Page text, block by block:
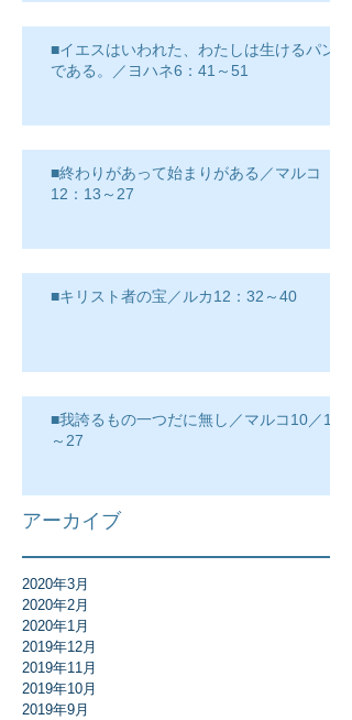
■イエスはいわれた、わたしは生けるパン
である。／ヨハネ6：41～51
■終わりがあって始まりがある／マルコ
12：13～27
■キリスト者の宝／ルカ12：32～40
■我誇るもの一つだに無し／マルコ10／17
～27
アーカイブ
2020年3月
2020年2月
2020年1月
2019年12月
2019年11月
2019年10月
2019年9月